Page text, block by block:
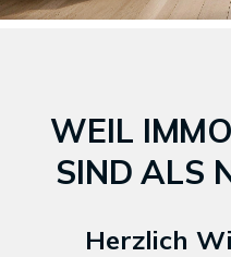
WEIL
SIND ALS
Herzlich